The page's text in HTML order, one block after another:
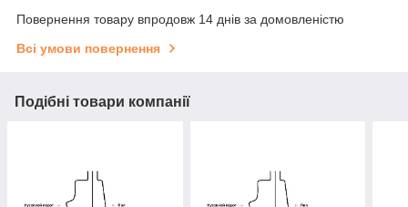
Повернення товару впродовж 14 днів за домовленістю
Всі умови повернення
Подібні товари компанії